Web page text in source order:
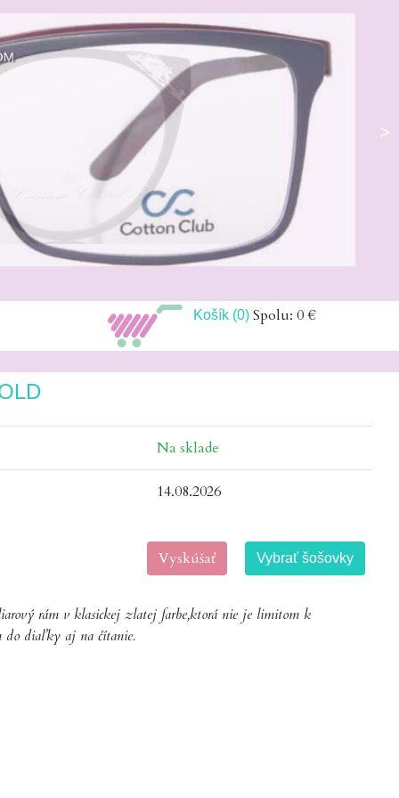
>
Košík (0) Spolu: 0 €
Na sklade
14.08.2026
Vyskúšať Vybrať šošovky
rám v klasickej zlatej farbe,ktorá nie je limitom k
do diaľky aj na čítanie.